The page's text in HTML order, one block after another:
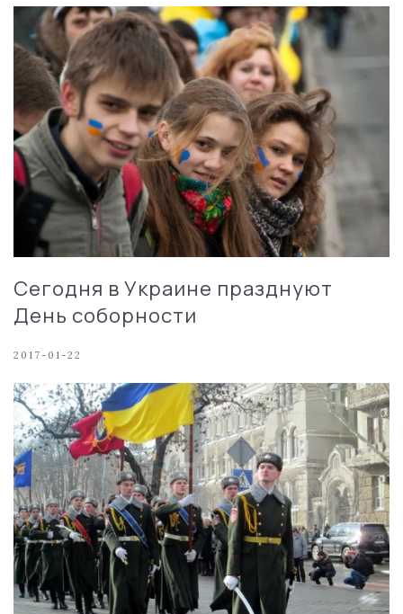
Сегодня в Украине празднуют
День соборности
2017-01-22